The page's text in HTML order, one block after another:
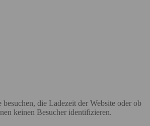
die Ladezeit der Website oder ob
keinen Besucher identifizieren.